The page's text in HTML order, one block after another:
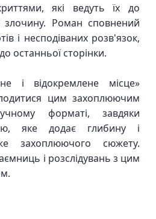
які ведуть їх до
злочину. Роман сповнений
і несподіваних розв'язок,
останньої сторінки.
і відокремлене місце»
цим захоплюючим
форматі, завдяки
яке додає глибину і
захоплюючого сюжету.
і розслідувань з цим